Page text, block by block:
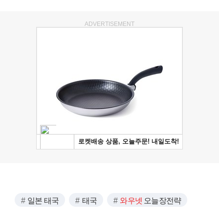
ADVERTISEMENT
일본 태국 태국 와우넷 오늘장전략